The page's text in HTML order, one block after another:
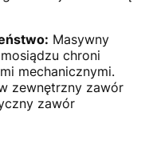
Masywny
chroni
mechanicznymi.
zewnętrzny zawór
zawór